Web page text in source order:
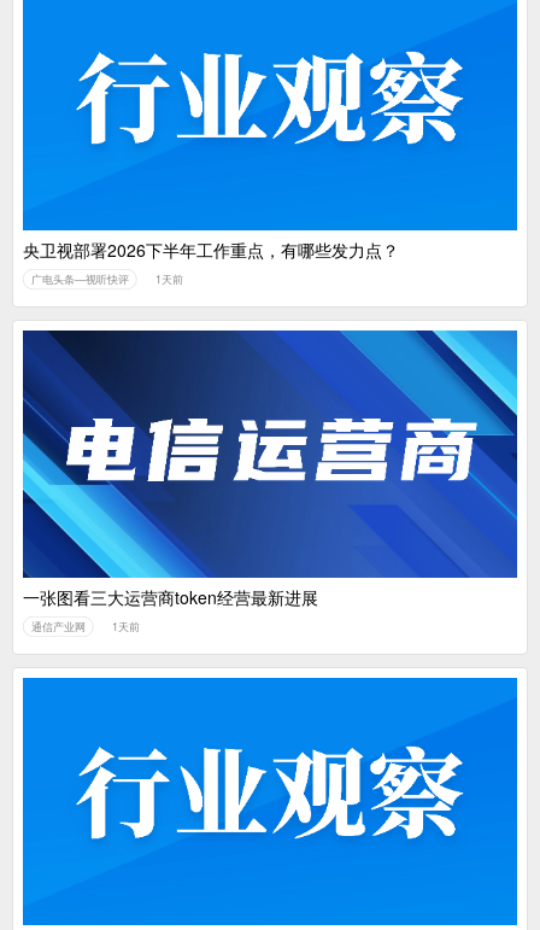
央卫视部署2026下半年工作重点，有哪些发力点？
广电头条—视听快评 1天前
一张图看三大运营商token经营最新进展
通信产业网 1天前